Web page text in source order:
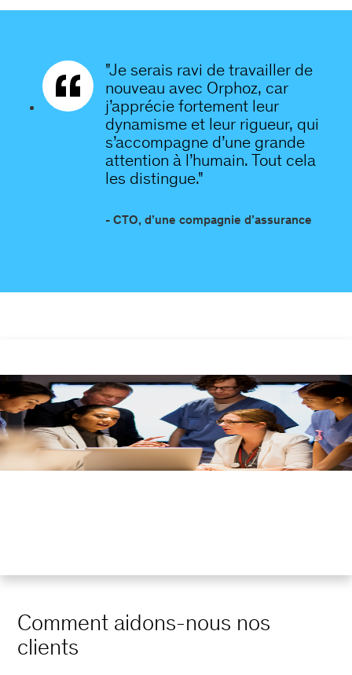
"Je serais ravi de travailler de
nouveau avec Orphoz, car
j’apprécie fortement leur
dynamisme et leur rigueur, qui
s’accompagne d’une grande
attention à l’humain. Tout cela
les distingue."
- CTO, d’une compagnie d’assurance
Comment aidons-nous nos
clients